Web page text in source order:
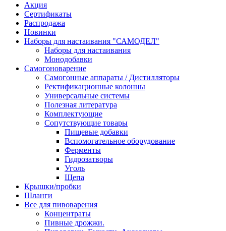
Акция
Сертификаты
Распродажа
Новинки
Наборы для настаивания "САМОДЕЛ"
Наборы для настаивания
Монодобавки
Самогоноварение
Самогонные аппараты / Дистилляторы
Ректификационные колонны
Универсальные системы
Полезная литература
Комплектующие
Сопутствующие товары
Пищевые добавки
Вспомогательное оборудование
Ферменты
Гидрозатворы
Уголь
Щепа
Крышки/пробки
Шланги
Все для пивоварения
Концентраты
Пивные дрожжи.